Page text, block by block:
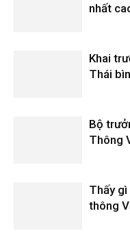
nhất
Khai
Thái
Bộ
Thông
Thấy gì
thông